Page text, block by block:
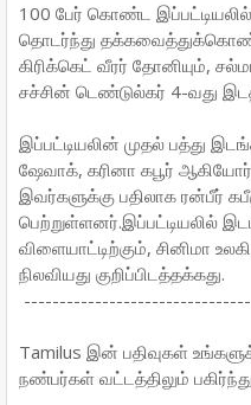
100 பேர் கொண்ட
தொடர்ந்து
கிரிக்கெட் வீரர் தோனியும்,
சச்சின் டெண்டுல்கர் 4-வது
இப்பட்டியலின் முதல் பத்து
ஷேவாக், கரினா கபூர்
இவர்களுக்கு பதிலாக ரன்பீர்
பெற்றுள்ளனர்.இப்பட்டியலில்
விளையாட்டிற்கும், சினிமா
நிலவியது குறிப்பிடத்தக்கது.
Tamilus இன் பதிவுகள்
நண்பர்கள் வட்டத்திலும்